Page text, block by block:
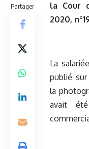
Partager
la Cour
2020,
La
publié
la
avait